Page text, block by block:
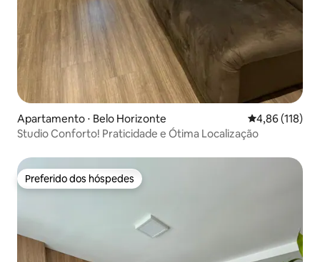
Apartamento ⋅ Belo Horizonte 4,86 de uma
4,86 (118)
Studio Conforto! Praticidade e Ótima Localização
Preferido dos hóspedes
Preferido dos hóspedes